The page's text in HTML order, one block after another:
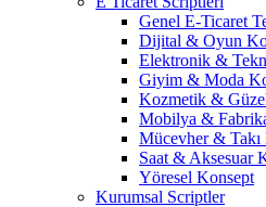
Genel E-Ticaret
Dijital & Oyun
Elektronik &
Giyim & Moda
Kozmetik &
Mobilya &
Mücevher & Takı
Saat & Aksesuar
Yöresel Konsept
Kurumsal Scriptler